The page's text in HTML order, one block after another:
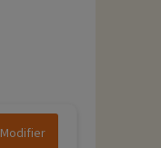
Modifier